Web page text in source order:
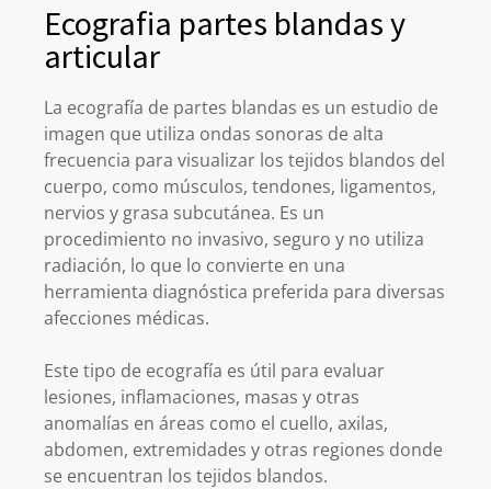
Ecografia partes blandas y
articular
La ecografía de partes blandas es un estudio de
imagen que utiliza ondas sonoras de alta
frecuencia para visualizar los tejidos blandos del
cuerpo, como músculos, tendones, ligamentos,
nervios y grasa subcutánea. Es un
procedimiento no invasivo, seguro y no utiliza
radiación, lo que lo convierte en una
herramienta diagnóstica preferida para diversas
afecciones médicas.
Este tipo de ecografía es útil para evaluar
lesiones, inflamaciones, masas y otras
anomalías en áreas como el cuello, axilas,
abdomen, extremidades y otras regiones donde
se encuentran los tejidos blandos.